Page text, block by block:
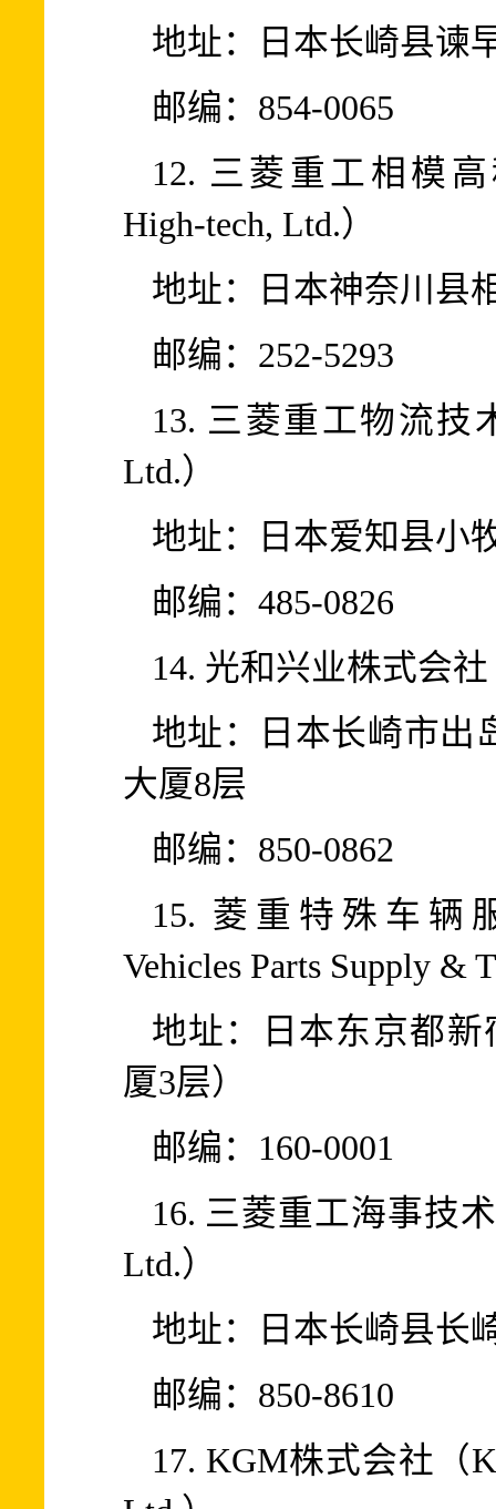
地址：日本长崎县谏
邮编：854-0065
12. 三菱重工相模
High-tech, Ltd.）
地址：日本神奈川县
邮编：252-5293
13. 三菱重工物流技
Ltd.）
地址：日本爱知县小
邮编：485-0826
14. 光和兴业株式会
地址：日本长崎市出
大厦8层
邮编：850-0862
15. 菱重特殊车辆
Vehicles Parts Supply &
地址：日本东京都
厦3层）
邮编：160-0001
16. 三菱重工海事技
Ltd.）
地址：日本长崎县长
邮编：850-8610
17. KGM株式会社（